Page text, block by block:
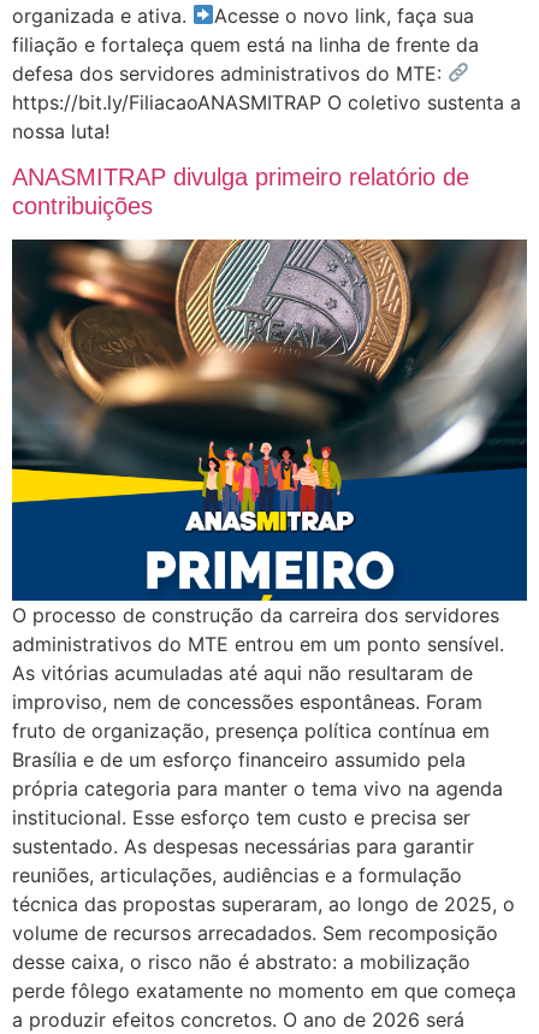
organizada e ativa.
Acesse o novo link, faça sua
filiação e fortaleça quem está na linha de frente da
defesa dos servidores administrativos do MTE:
https://bit.ly/FiliacaoANASMITRAP O coletivo sustenta a
nossa luta!
ANASMITRAP divulga primeiro relatório de
contribuições
O processo de construção da carreira dos servidores
administrativos do MTE entrou em um ponto sensível.
As vitórias acumuladas até aqui não resultaram de
improviso, nem de concessões espontâneas. Foram
fruto de organização, presença política contínua em
Brasília e de um esforço financeiro assumido pela
própria categoria para manter o tema vivo na agenda
institucional. Esse esforço tem custo e precisa ser
sustentado. As despesas necessárias para garantir
reuniões, articulações, audiências e a formulação
técnica das propostas superaram, ao longo de 2025, o
volume de recursos arrecadados. Sem recomposição
desse caixa, o risco não é abstrato: a mobilização
perde fôlego exatamente no momento em que começa
a produzir efeitos concretos. O ano de 2026 será